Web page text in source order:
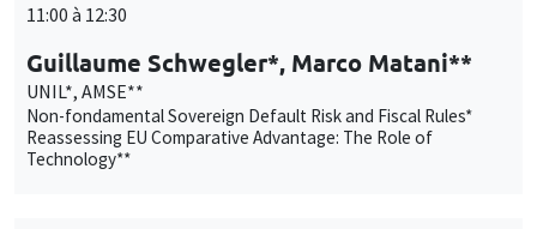
11:00 à 12:30
Guillaume Schwegler*, Marco Matani**
UNIL*, AMSE**
Non-fondamental Sovereign Default Risk and Fiscal Rules*
Reassessing EU Comparative Advantage: The Role of
Technology**